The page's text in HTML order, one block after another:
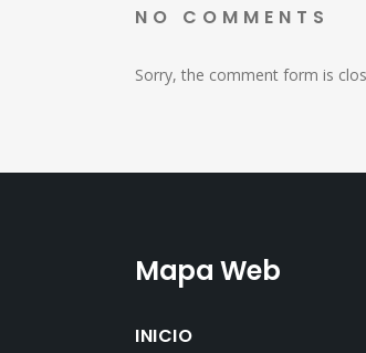
NO COMMENTS
Sorry, the comment form is
Mapa Web
INICIO